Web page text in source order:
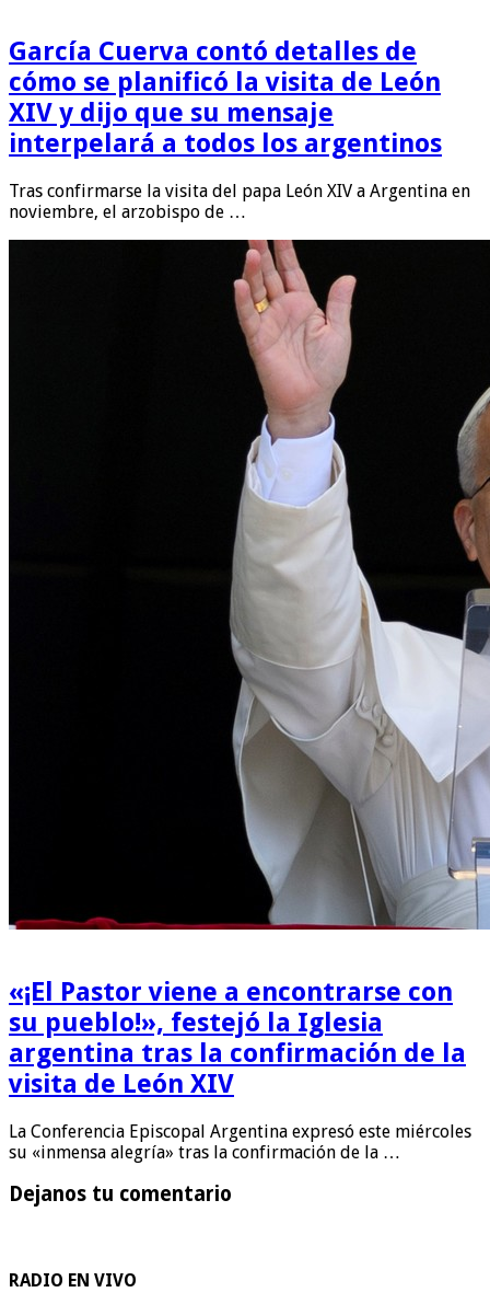
García Cuerva contó detalles de
cómo se planificó la visita de León
XIV y dijo que su mensaje
interpelará a todos los argentinos
Tras confirmarse la visita del papa León XIV a Argentina en
noviembre, el arzobispo de …
«¡El Pastor viene a encontrarse con
su pueblo!», festejó la Iglesia
argentina tras la confirmación de la
visita de León XIV
La Conferencia Episcopal Argentina expresó este miércoles
su «inmensa alegría» tras la confirmación de la …
Dejanos tu comentario
RADIO EN VIVO